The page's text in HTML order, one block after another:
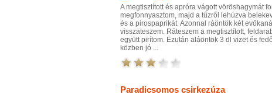
A megtisztított és apróra vágott vöröshagymát
megfonnyasztom, majd a tűzről lehúzva
és a pirospaprikát. Azonnal ráöntök két
visszateszem. Ráteszem a megtisztított,
együtt pirítom. Ezután aláöntök 3 dl vizet és
közben jó ...
Paradicsomos csirkezúza